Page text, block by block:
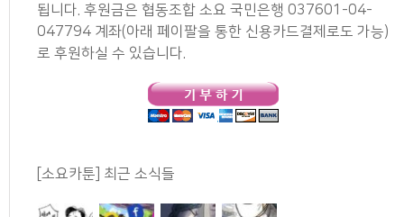
됩니다. 후원금은 협동조합 소요 국민은행 037601-04-
047794 계좌(아래 페이팔을 통한 신용카드결제로도 가능)
로 후원하실 수 있습니다.
[소요카툰] 최근 소식들